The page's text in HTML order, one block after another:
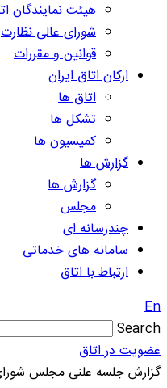
هیئت نمایندگان
شورای عالی نظارت
قوانین و مقررات
ارکان اتاق ایران
اتاق ها
تشکل ها
کمیسیون ها
گزارش ها
گزارش ها
مجلس
چندرسانه ای
سامانه های خدماتی
ارتباط با اتاق
En
Search
عضویت در اتاق
گزارش جلسه علنی مجلس شورای